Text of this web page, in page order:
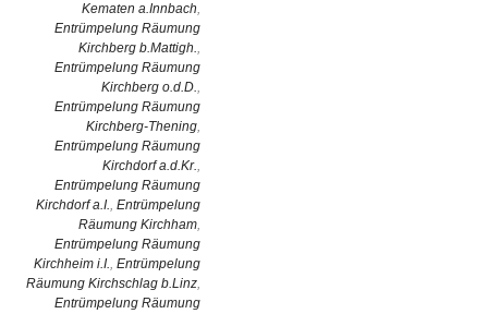
Kematen a.Innbach,
Entrümpelung Räumung
Kirchberg b.Mattigh.,
Entrümpelung Räumung
Kirchberg o.d.D.,
Entrümpelung Räumung
Kirchberg-Thening,
Entrümpelung Räumung
Kirchdorf a.d.Kr.,
Entrümpelung Räumung
Kirchdorf a.I., Entrümpelung
Räumung Kirchham,
Entrümpelung Räumung
Kirchheim i.I., Entrümpelung
Räumung Kirchschlag b.Linz,
Entrümpelung Räumung